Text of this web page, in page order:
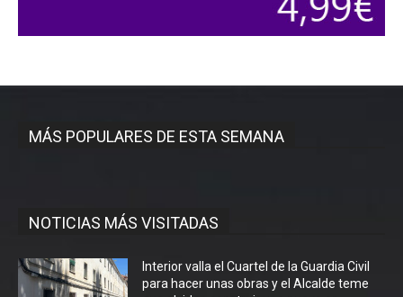
MÁS POPULARES DE ESTA SEMANA
NOTICIAS MÁS VISITADAS
Interior valla el Cuartel de la Guardia Civil
para hacer unas obras y el Alcalde teme